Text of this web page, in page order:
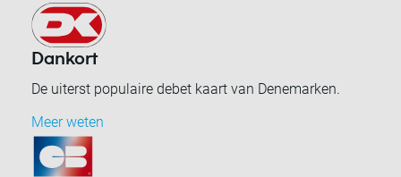
Dankort
De uiterst populaire debet kaart van Denemarken.
Meer weten